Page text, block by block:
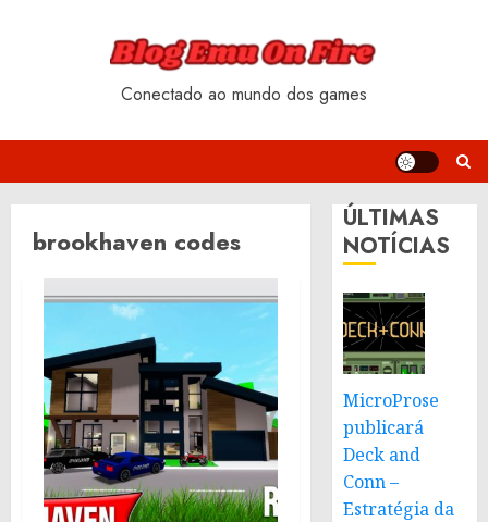
Conectado ao mundo dos games
brookhaven codes
ÚLTIMAS
NOTÍCIAS
MicroProse
publicará
Deck and
Conn –
Estratégia da